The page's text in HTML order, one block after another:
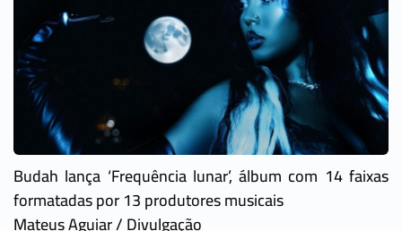
Budah lança ‘Frequência lunar’, álbum com 14 faixas
formatadas por 13 produtores musicais
Mateus Aguiar / Divulgação